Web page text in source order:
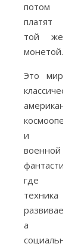
потом
платят
той же
монетой.
Это мир
классической
американской
космооперы
и
военной
фантастики,
где
техника
развивается,
а
социальные